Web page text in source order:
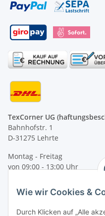
TexCorner UG
Bahnhofstr. 1
D-31275 Lehrte
Montag - Freitag
von 09:00 - 13:00 Uhr
Tel: +49 (0) 5132 8230689
Wie wir Cookies &
Durch Klicken auf „Alle